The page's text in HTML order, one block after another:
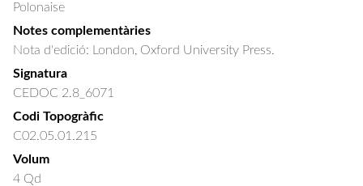
Polonaise
Notes complementàries
Nota d'edició: London, Oxford University Press.
Signatura
CEDOC 2.8_6071
Codi Topogràfic
C02.05.01.215
Volum
4 Qd